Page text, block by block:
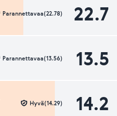
22.7
Parannettavaa(22.78)
13.5
Parannettavaa(13.56)
14.2
Hyvä(14.29)